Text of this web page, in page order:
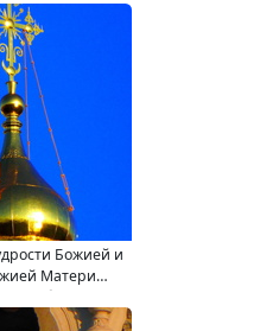
храм.
Божией и
Матери
погибших" (в
храм.